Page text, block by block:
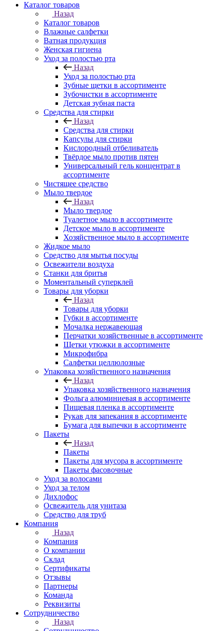
Каталог товаров
Назад
Каталог товаров
Влажные салфетки
Ватная продукция
Женская гигиена
Уход за полостью рта
Назад
Уход за полостью рта
Зубные щетки в ассортименте
Зубочистки в ассортименте
Детская зубная паста
Средства для стирки
Назад
Средства для стирки
Капсулы для стирки
Кислородный отбеливатель
Твёрдое мыло против пятен
Универсальный гель концентрат в
ассортименте
Чистящее средство
Мыло твердое
Назад
Мыло твердое
Туалетное мыло в ассортименте
Детское мыло в ассортименте
Хозяйственное мыло в ассортименте
Жидкое мыло
Средство для мытья посуды
Освежители воздуха
Станки для бритья
Моментальный суперклей
Товары для уборки
Назад
Товары для уборки
Губки в ассортименте
Мочалка нержавеющая
Перчатки хозяйственные в ассортименте
Щетки утюжки в ассортименте
Микрофибра
Салфетки целлюлозные
Упаковка хозяйственного назначения
Назад
Упаковка хозяйственного назначения
Фольга алюминиевая в ассортименте
Пищевая пленка в ассортименте
Рукав для запекания в ассортименте
Бумага для выпечки в ассортименте
Пакеты
Назад
Пакеты
Пакеты для мусора в ассортименте
Пакеты фасовочные
Уход за волосами
Уход за телом
Дихлофос
Освежитель для унитаза
Средство для труб
Компания
Назад
Компания
О компании
Склад
Сертификаты
Отзывы
Партнеры
Команда
Реквизиты
Сотрудничество
Назад